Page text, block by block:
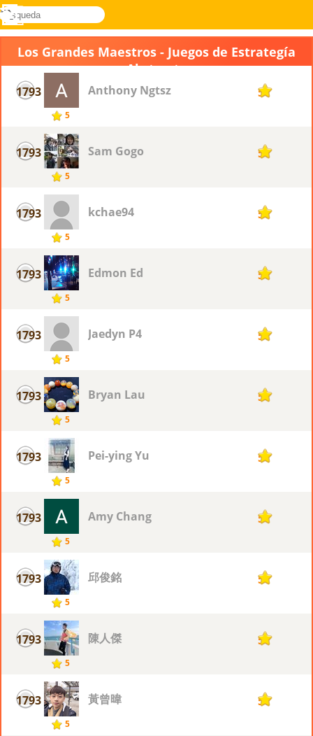
Novel
búsqueda
Acceder
Menú
Los Grandes Maestros - Juegos de Estrategía
Abstracta
1793
5
Anthony Ngtsz 5
1793
5
Sam Gogo 5
1793
5
kchae94 5
1793
5
Edmon Ed 5
1793
5
Jaedyn P4 5
1793
5
Bryan Lau 5
1793
5
Pei-ying Yu 5
1793
5
Amy Chang 5
1793
5
邱俊銘 5
1793
5
陳人傑 5
1793
5
黃曾暐 5